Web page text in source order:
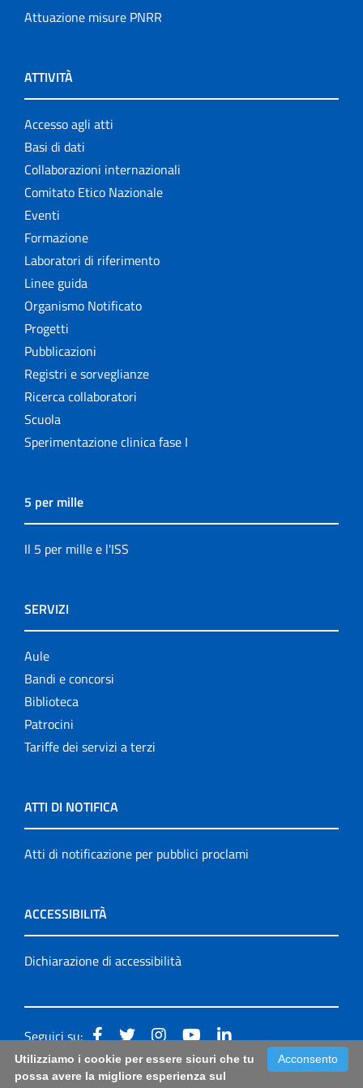
Attuazione misure PNRR
ATTIVITÀ
Accesso agli atti
Basi di dati
Collaborazioni internazionali
Comitato Etico Nazionale
Eventi
Formazione
Laboratori di riferimento
Linee guida
Organismo Notificato
Progetti
Pubblicazioni
Registri e sorveglianze
Ricerca collaboratori
Scuola
Sperimentazione clinica fase I
5 per mille
Il 5 per mille e l'ISS
SERVIZI
Aule
Bandi e concorsi
Biblioteca
Patrocini
Tariffe dei servizi a terzi
ATTI DI NOTIFICA
Atti di notificazione per pubblici proclami
ACCESSIBILITÀ
Dichiarazione di accessibilità
Seguici su:
Accessibilità: form di segnalazione di prima istanza per
Acconsento
Utilizziamo i cookie per essere sicuri che tu
possa avere la migliore esperienza sul